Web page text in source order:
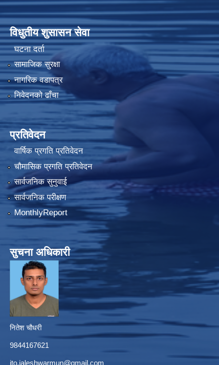
विधुतीय शुसासन सेवा
घटना दर्ता
सामाजिक सुरक्षा
नागरिक वडापत्र
निवेदनको ढाँचा
प्रतिवेदन
वार्षिक प्रगति प्रतिवेदन
चौमासिक प्रगति प्रतिवेदन
सार्वजनिक सुनुवाई
सार्वजनिक परीक्षण
MonthlyReport
सुचना अधिकारी
नितेश चौधरी
9844167621
ito.jaleshwarmun@gmail.com